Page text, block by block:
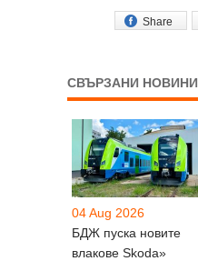
Share
СВЪРЗАНИ НОВИНИ
04 Aug 2026
БДЖ пуска новите
влакове Skoda»